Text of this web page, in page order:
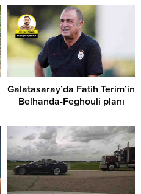
Galatasaray’da Fatih Terim’in
Belhanda-Feghouli planı